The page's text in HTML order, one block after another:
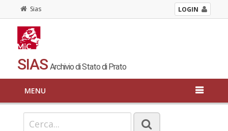
Sias LOGIN
SIAS Archivio di Stato di Prato
MENU